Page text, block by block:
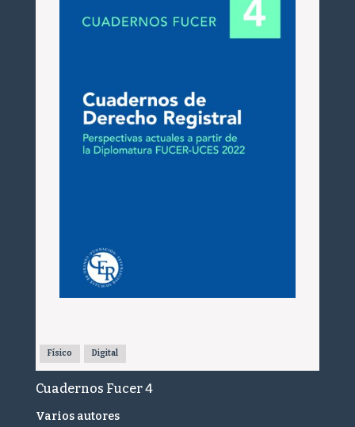
Físico Digital
Cuadernos Fucer 4
Varios autores